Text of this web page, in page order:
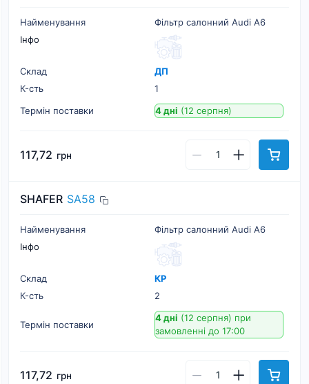
Найменування
Фільтр салонний Audi A6
Інфо
Склад
ДП
К-cть
1
Термін поставки
4 дні (12 серпня)
117,72 грн
SHAFER SA58
Найменування
Фільтр салонний Audi A6
Інфо
Склад
КР
К-cть
2
Термін поставки
4 дні (12 серпня) при
замовленні до 17:00
117,72 грн